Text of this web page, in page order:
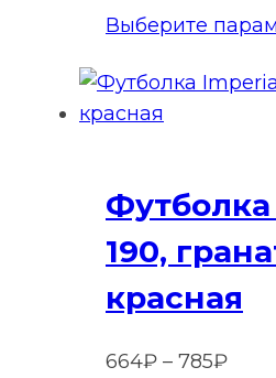
цен:
–
Выберите
190,
красная
664₽ – 785₽